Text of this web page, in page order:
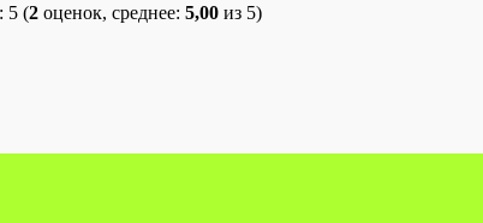
(2 оценок, среднее: 5,00 из 5)